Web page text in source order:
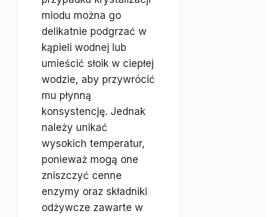
miodu można go
delikatnie podgrzać w
kąpieli wodnej lub
umieścić słoik w ciepłej
wodzie, aby przywrócić
mu płynną
konsystencję. Jednak
należy unikać
wysokich temperatur,
ponieważ mogą one
zniszczyć cenne
enzymy oraz składniki
odżywcze zawarte w